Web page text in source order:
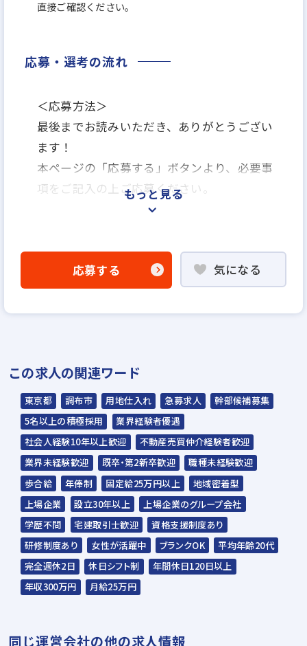
直接ご確認ください。
応募・選考の流れ
＜応募方法＞
最後までお読みいただき、ありがとうござい
ます！
本ページの「応募する」ボタンより、必要事
項をご記入の上ご応募ください。
「応募する」よりエントリー
WEB応募書類による書類選考
▼
▼
内定
☆ご応募から内定までは3～4週間を予定。
☆入社時期は相談に応じます。現在、在職中
の方も積極的にご応募ください。
☆応募の秘密は厳守いたします。
グッドデザイン賞・キ
ッズ賞などの受賞をし
ているケイアイの住
宅。 デザインだけでな
く、品質やお値段にも
2023年 第17回 キッ
ズデザイン賞 受賞！
「小路の小町
komichi no Komachi」
2023年 第17回 キッ
ズデザイン賞 受賞！
「みんなの交差庭（こ
うさてい）」
もっと見る
応募する 気になる
この求人の関連ワード
東京都 調布市 用地仕入れ 急募求人
幹部候補募集
5名以上の積極採用
業界経験者優遇
社会人経験10年以上歓迎
不動産売買仲介経験者歓迎
業界未経験歓迎
既卒・第2新卒歓迎
職種未経験歓迎
歩合給
年俸制 固定給25万円以上
地域密着型
上場企業
設立30年以上
上場企業のグループ会社
学歴不問
宅建取引士歓迎
資格支援制度あり
研修制度あり
女性が活躍中 ブランクOK
平均年齢20代
完全週休2日
休日シフト制
年間休日120日以上
年収300万円
月給25万円
同じ運営会社の他の求人情報